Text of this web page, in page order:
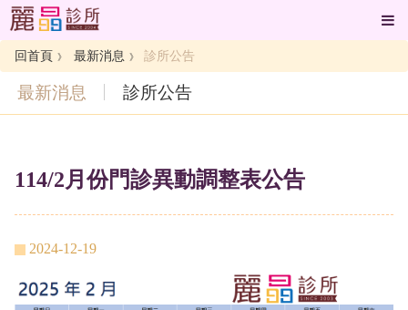
回首頁 最新消息 診所公告
最新消息 診所公告
114/2月份門診異動調整表公告
2024-12-19